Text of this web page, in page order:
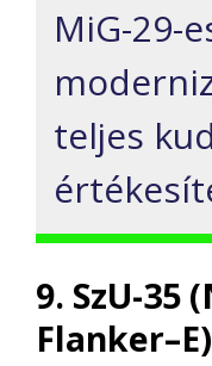
MiG-29-
teljes
9. SzU-35
Flanker–E)